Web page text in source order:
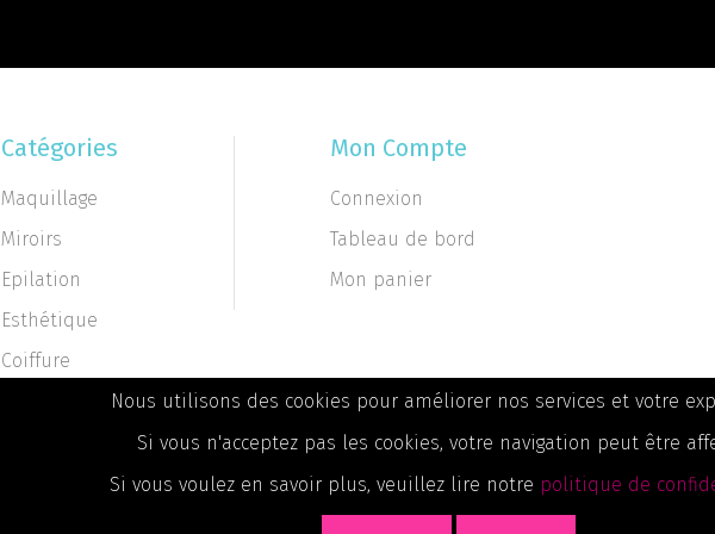
Nous utilisons des cookies pour améliorer nos services et votre
Si vous n'acceptez pas les cookies, votre navigation peut être
Si vous voulez en savoir plus, veuillez lire notre politique de
Catégories
Maquillage
Miroirs
Epilation
Esthétique
Coiffure
Mon Compte
Connexion
Tableau de bord
Mon panier